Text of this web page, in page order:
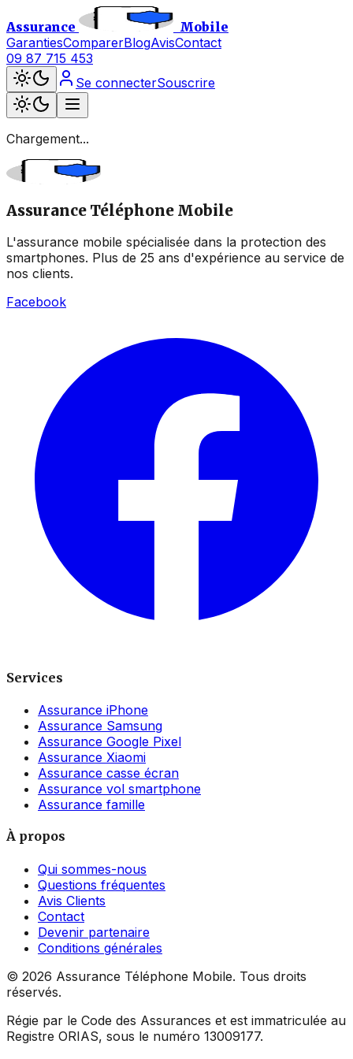
Assurance
Mobile
GarantiesComparerBlogAvisContact
09 87 715 453
Se connecterSouscrire
Chargement...
Assurance Téléphone Mobile
L'assurance mobile spécialisée dans la protection des
smartphones. Plus de 25 ans d'expérience au service de
nos clients.
Facebook
Services
Assurance iPhone
Assurance Samsung
Assurance Google Pixel
Assurance Xiaomi
Assurance casse écran
Assurance vol smartphone
Assurance famille
À propos
Qui sommes-nous
Questions fréquentes
Avis Clients
Contact
Devenir partenaire
Conditions générales
© 2026 Assurance Téléphone Mobile. Tous droits
réservés.
Régie par le Code des Assurances et est immatriculée au
Registre ORIAS, sous le numéro 13009177.